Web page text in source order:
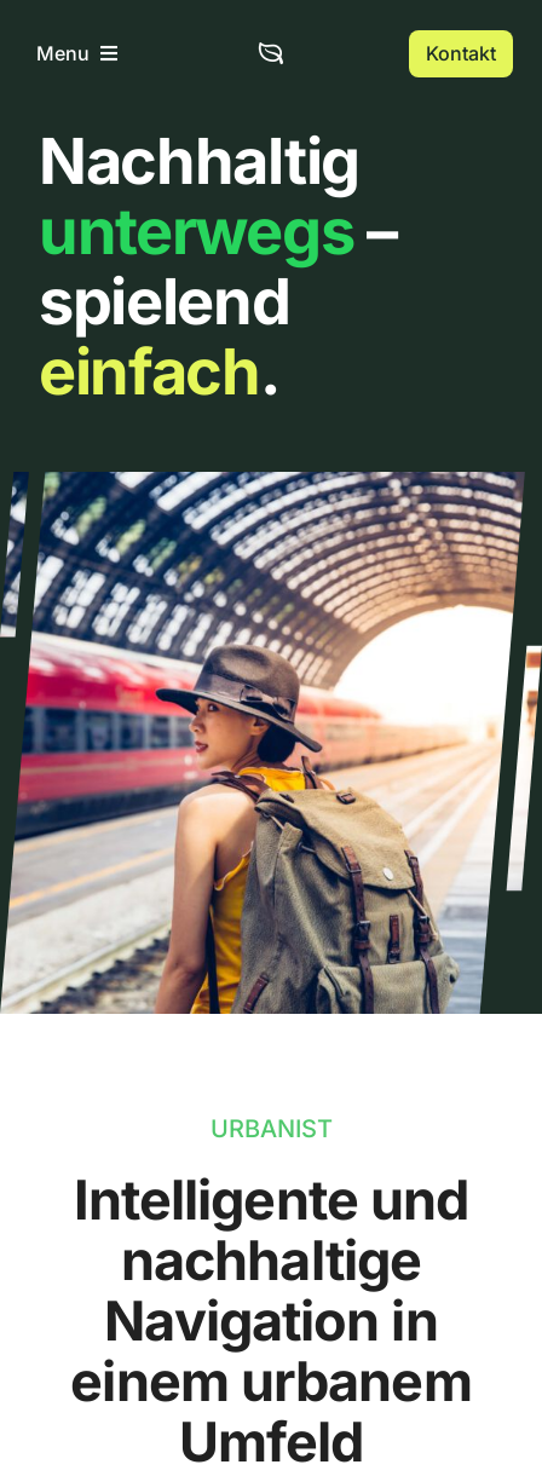
InhaltMenu
Home
Über uns
Urbanlist
Kontakt
Nachhaltig
unterwegs–
spielend
einfach.
URBANIST
Intelligente und
nachhaltige
Navigation in
einem urbanem
Umfeld